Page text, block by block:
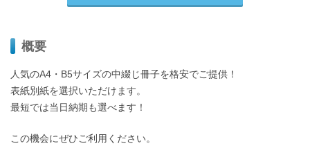
概要
人気のA4・B5サイズの中綴じ冊子を格安でご提供！
表紙別紙を選択いただけます。
最短では当日納期も選べます！
この機会にぜひご利用ください。